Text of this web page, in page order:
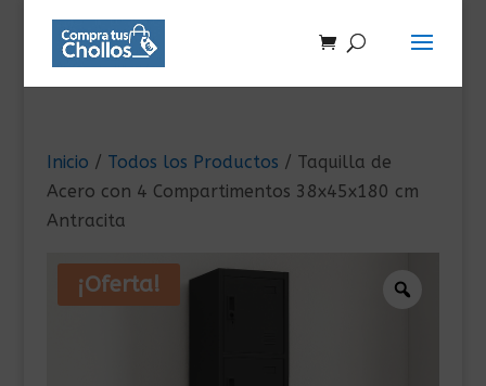
Inicio / Todos los Productos / Taquilla de
Acero con 4 Compartimentos 38x45x180 cm
Antracita
¡Oferta!